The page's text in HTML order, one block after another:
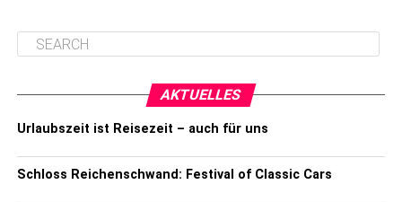
AKTUELLES
Urlaubszeit ist Reisezeit – auch für uns
Schloss Reichenschwand: Festival of Classic Cars